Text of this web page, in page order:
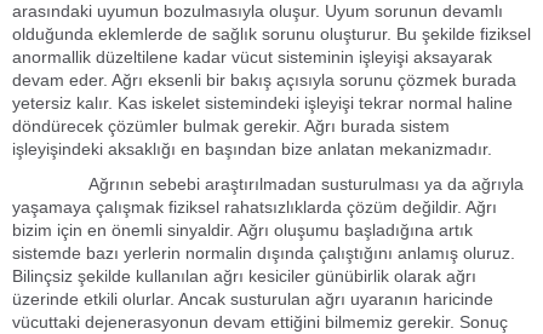
arasındaki uyumun bozulmasıyla oluşur. Uyum sorunun devamlı
olduğunda eklemlerde de sağlık sorunu oluşturur. Bu şekilde fiziksel
anormallik düzeltilene kadar vücut sisteminin işleyişi aksayarak
devam eder. Ağrı eksenli bir bakış açısıyla sorunu çözmek burada
yetersiz kalır. Kas iskelet sistemindeki işleyişi tekrar normal haline
döndürecek çözümler bulmak gerekir. Ağrı burada sistem
işleyişindeki aksaklığı en başından bize anlatan mekanizmadır.
Ağrının sebebi araştırılmadan susturulması ya da ağrıyla
yaşamaya çalışmak fiziksel rahatsızlıklarda çözüm değildir. Ağrı
bizim için en önemli sinyaldir. Ağrı oluşumu başladığına artık
sistemde bazı yerlerin normalin dışında çalıştığını anlamış oluruz.
Bilinçsiz şekilde kullanılan ağrı kesiciler günübirlik olarak ağrı
üzerinde etkili olurlar. Ancak susturulan ağrı uyaranın haricinde
vücuttaki dejenerasyonun devam ettiğini bilmemiz gerekir. Sonuç